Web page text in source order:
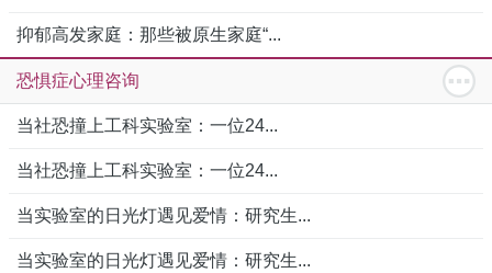
抑郁高发家庭：那些被原生家庭“...
恐惧症心理咨询
当社恐撞上工科实验室：一位24...
当社恐撞上工科实验室：一位24...
当实验室的日光灯遇见爱情：研究生...
当实验室的日光灯遇见爱情：研究生...